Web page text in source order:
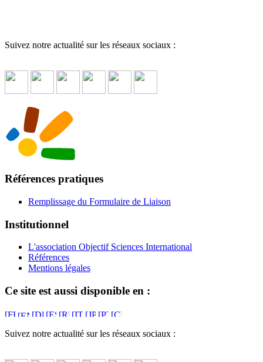
Suivez notre actualité sur les réseaux sociaux :
Références pratiques
Remplissage du Formulaire de Liaison
Institutionnel
L'association Objectif Sciences International
Références
Mentions légales
Ce site est aussi disponible en :
Suivez notre actualité sur les réseaux sociaux :